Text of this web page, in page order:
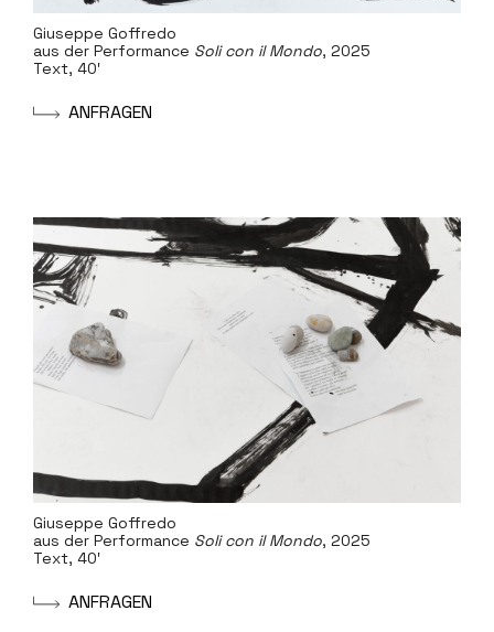
Giuseppe Goffredo
aus der Performance Soli con il Mondo, 2025
Text, 40′
ANFRAGEN
Giuseppe Goffredo
aus der Performance Soli con il Mondo, 2025
Text, 40′
ANFRAGEN